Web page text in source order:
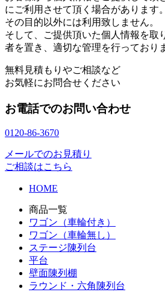
にご利用させて頂く場合があります。
その目的以外には利用致しません。
そして、ご提供頂いた個人情報を取
者を置き、適切な管理を行っており
無料見積もりやご相談など
お気軽にお問合せください
お電話でのお問い合わせ
0120-86-3670
メールでのお見積り
ご相談はこちら
HOME
商品一覧
ワゴン（車輪付き）
ワゴン（車輪無し）
ステージ陳列台
平台
壁面陳列棚
ラウンド・六角陳列台